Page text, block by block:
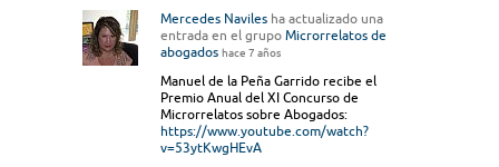
Mercedes Naviles ha actualizado una
entrada en el grupo Microrrelatos de
abogados hace 7 años
Manuel de la Peña Garrido recibe el
Premio Anual del XI Concurso de
Microrrelatos sobre Abogados:
https://www.youtube.com/watch?
v=53ytKwgHEvA